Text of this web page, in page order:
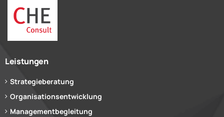
Leistungen
Strategieberatung
Organisationsentwicklung
Managementbegleitung